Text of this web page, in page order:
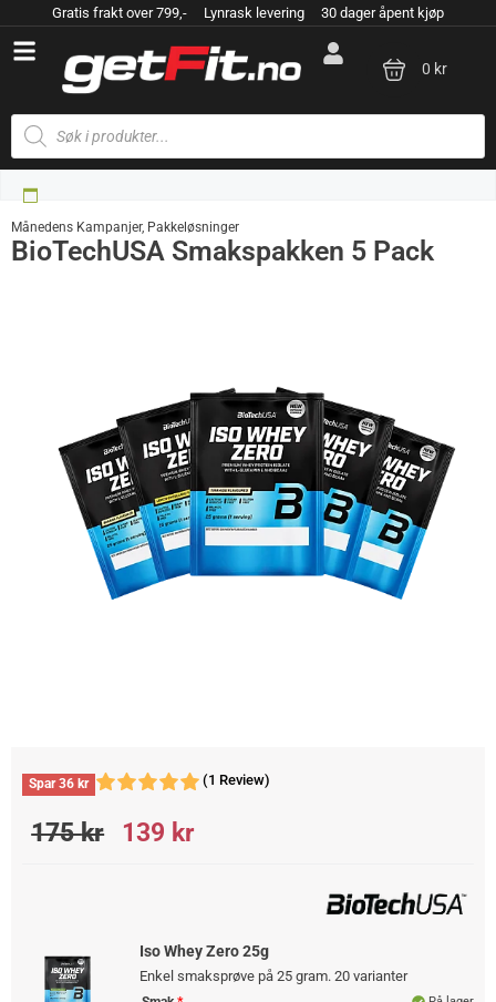
Gratis frakt over 799,- Lynrask levering 30 dager åpent kjøp
0 kr
Månedens Kampanjer, Pakkeløsninger
BioTechUSA Smakspakken 5 Pack
Spar36 kr (1 Review)
175kr 139 kr
Iso Whey Zero 25g
Enkel smaksprøve på 25 gram. 20 varianter